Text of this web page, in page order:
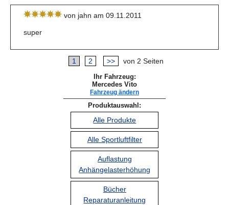
von jahn am 09.11.2011
super
1 2 >> von 2 Seiten
Ihr Fahrzeug:
Mercedes Vito
Fahrzeug ändern
Produktauswahl:
Alle Produkte
Alle Sportluftfilter
Auflastung
Anhängelasterhöhung
Bücher
Reparaturanleitung